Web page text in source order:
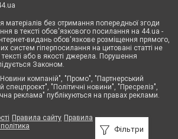
Фільтри
матеріалів без отримання попередньої згоди
в тексті обов'язкового посилання на 44.ua -
видань обов'язкове розміщення прямого,
систем гіперпосилання на цитовані статті не
або в якості джерела. Порушення
Законом.
компаній", "Промо", "Партнерський
спецпроєкт", "Політичні новини", "Пресреліз",
реклама" публікуються на правах реклами.
Правила сайту Правила